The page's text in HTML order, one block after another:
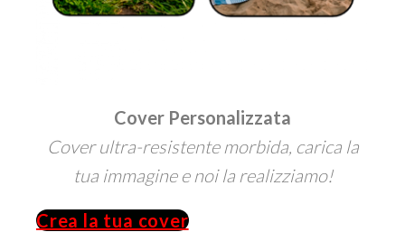
Cover Personalizzata
Cover ultra-resistente morbida, carica la
tua immagine e noi la realizziamo!
Crea la tua cover